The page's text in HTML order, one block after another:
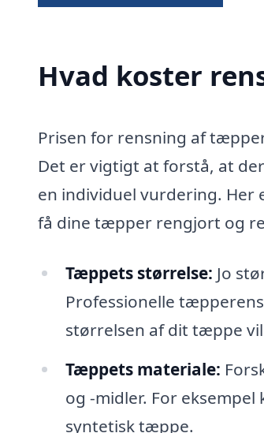
Hvad koster
Prisen for rensning af
Det er vigtigt at forstå, at
en individuel vurdering. Her
få dine tæpper rengjort og
Tæppets størrelse: Jo
Professionelle
størrelsen af dit tæppe
Tæppets materiale:
og -midler. For
syntetisk tæppe.